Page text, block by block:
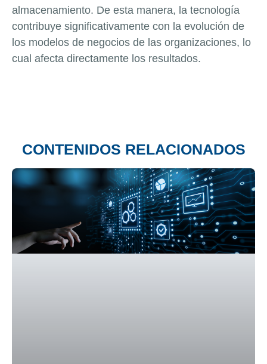
almacenamiento. De esta manera, la tecnología
contribuye significativamente con la evolución de
los modelos de negocios de las organizaciones, lo
cual afecta directamente los resultados.
CONTENIDOS RELACIONADOS